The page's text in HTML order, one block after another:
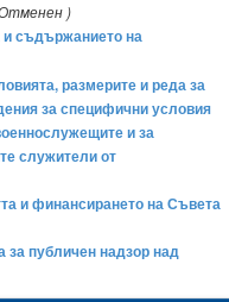
)
и съдържанието на
размерите и реда за
за специфични условия
и за
служители от
и финансирането на Съвета
за публичен надзор над